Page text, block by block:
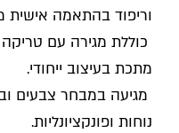
וריפוד בהתאמה אישית
כוללת מגירה עם
מתכת בעיצוב ייחודי.
מגיעה במבחר צבעים
נוחות ופונקציונליות.